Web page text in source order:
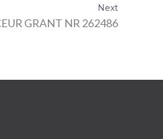
Next
GRANT NR 262486